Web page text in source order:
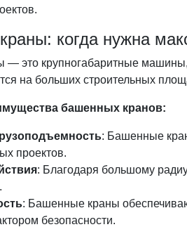
когда нужна
это крупногабаритные
на больших строительных
башенных кранов:
: Башенные
проектов.
: Благодаря большому
: Башенные краны
безопасности.